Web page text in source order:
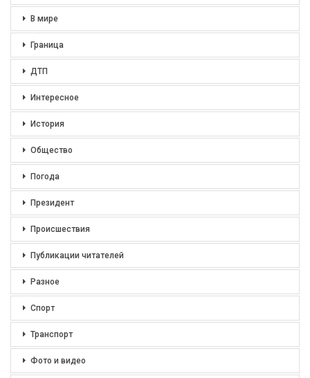
В мире
Граница
ДТП
Интересное
История
Общество
Погода
Президент
Происшествия
Публикации читателей
Разное
Спорт
Транспорт
Фото и видео